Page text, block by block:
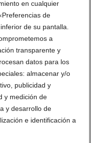
en cualquier
de
de su pantalla.
a
transparente y
datos para los
almacenar y/o
publicidad y
y medición de
y desarrollo de
e identificación a
convertir en
de Dénia